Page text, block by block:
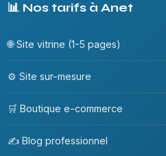
📊 Nos tarifs à Anet
🌐 Site vitrine (1-5 pages)
⚙️ Site sur-mesure
🛒 Boutique e-commerce
✍️ Blog professionnel